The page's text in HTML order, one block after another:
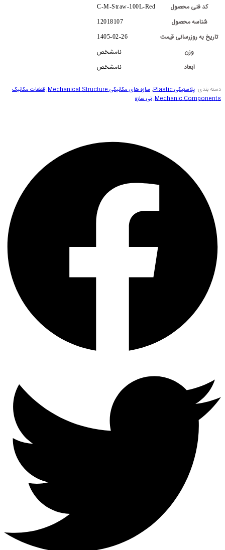
کد فنی محصول C-M-Straw-100L-Red
شناسه محصول 12018107
تاریخ به روزرسانی قیمت 1405-02-26
وزن
نامشخص
ابعاد
نامشخص
دسته بندی: پلاستیکی Plastic ,سازه های مکانیکی Mechanical Structure ,قطعات مکانیک
Mechanic Components
,نی سازه